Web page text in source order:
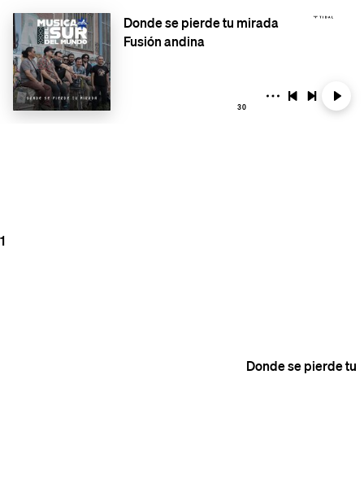
Donde se pierde tu mirada
Fusión andina
30
1
Donde se pierde tu